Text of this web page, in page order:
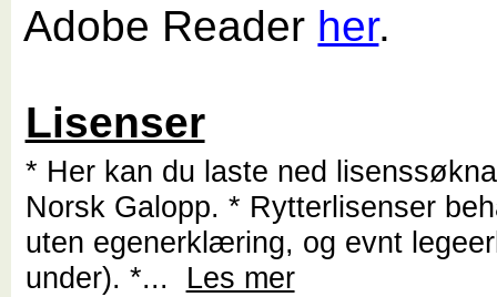
Adobe Reader her.
Lisenser
* Her kan du laste ned
Norsk Galopp. * Rytterlisenser
uten egenerklæring, og evnt
under). *... Les mer